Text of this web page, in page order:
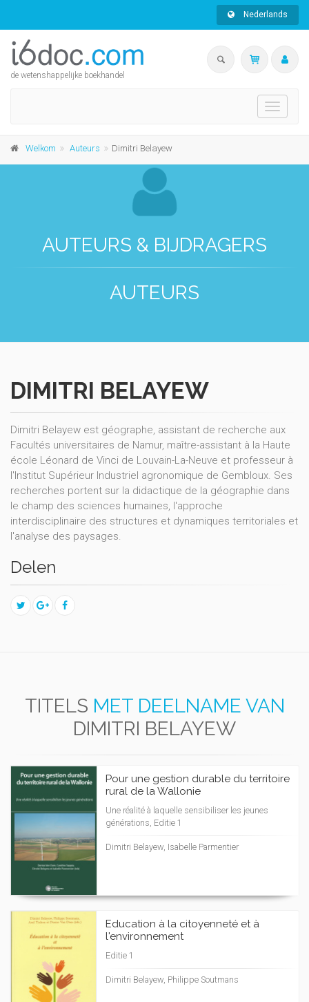
Nederlands
de wetenshappelijke boekhandel
Toggle
Welkom Auteurs Dimitri Belayew
AUTEURS & BIJDRAGERS
AUTEURS
DIMITRI BELAYEW
Dimitri Belayew est géographe, assistant de recherche aux
Facultés universitaires de Namur, maître-assistant à la Haute
école Léonard de Vinci de Louvain-La-Neuve et professeur à
l'Institut Supérieur Industriel agronomique de Gembloux. Ses
recherches portent sur la didactique de la géographie dans
le champ des sciences humaines, l'approche
interdisciplinaire des structures et dynamiques territoriales et
l'analyse des paysages.
Delen
TITELS MET DEELNAME VAN
DIMITRI BELAYEW
Pour une gestion durable du territoire
rural de la Wallonie
Une réalité à laquelle sensibiliser les jeunes
générations, Editie 1
Dimitri Belayew, Isabelle Parmentier
Education à la citoyenneté et à
l'environnement
Editie 1
Dimitri Belayew, Philippe Soutmans